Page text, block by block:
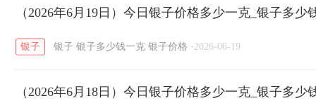
六福 / 金至尊 潮宏基 / 亚一金店 /
（2026年6月19日）今日银子价格多少一克_银子多少
银子 银子 银子多少钱一克 银子价格 · 2026-06-19
（2026年6月18日）今日银子价格多少一克_银子多少